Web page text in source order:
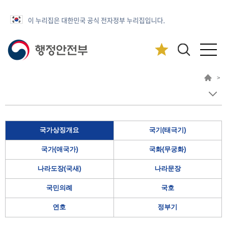
이 누리집은 대한민국 공식 전자정부 누리집입니다.
>
국가상징개요 국기(태극기)
국가(애국가) 국화(무궁화)
나라도장(국새) 나라문장
국민의례 국호
연호 정부기